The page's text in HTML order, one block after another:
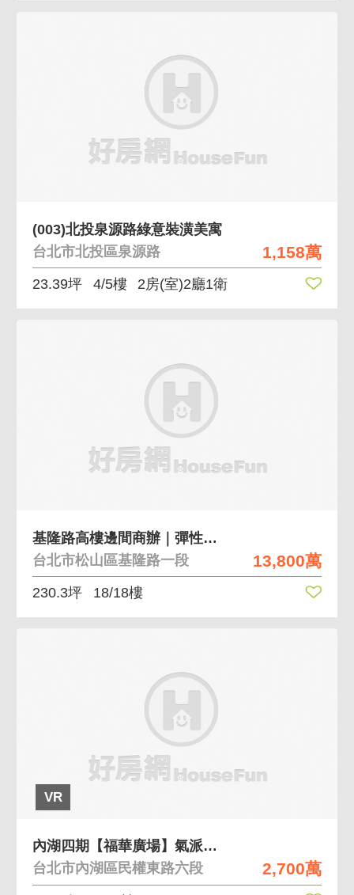
1,158萬
(003)北投泉源路綠意裝潢美寓
台北市北投區泉源路
23.39坪 4/5樓 2房(室)2廳1衛
13,800萬
基隆路高樓邊間商辦｜彈性空間、交通便利
台北市松山區基隆路一段
230.3坪 18/18樓
VR
2,700萬
內湖四期【福華廣場】氣派優質辦公H
台北市內湖區民權東路六段